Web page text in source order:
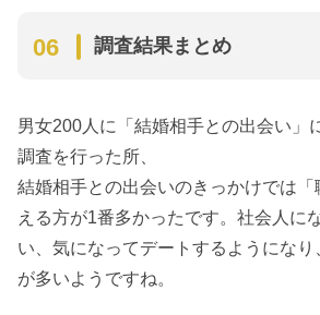
調査結果まとめ
男女200人に「結婚相手との出会い」
調査を行った所、
結婚相手との出会いのきっかけでは
える方が1番多かったです。社会人に
い、気になってデートするようにな
が多いようですね。